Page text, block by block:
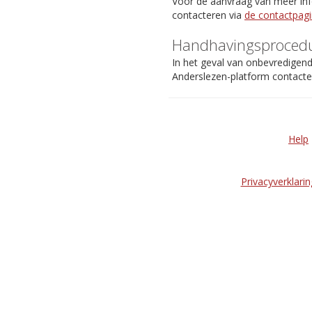
contacteren via de
In het geval van
Anderslezen-platform
Help